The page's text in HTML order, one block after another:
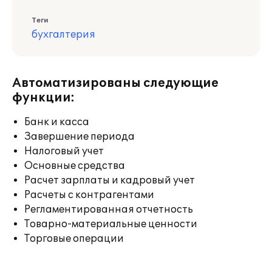
Теги
бухгалтерия
Автоматизированы следующие
функции:
Банк и касса
Завершение периода
Налоговый учет
Основные средства
Расчет зарплаты и кадровый учет
Расчеты с контрагентами
Регламентированная отчетность
Товарно-материальные ценности
Торговые операции